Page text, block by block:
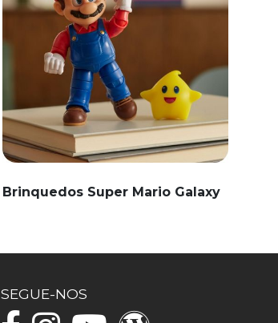
Brinquedos Super Mario Galaxy
SEGUE-NOS